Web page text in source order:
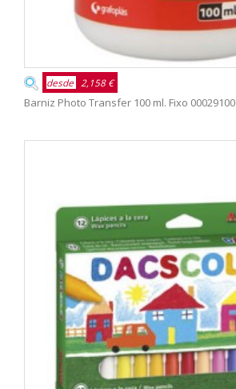
desde 2,158 €
Barniz Photo Transfer 100 ml. Fixo 00029100